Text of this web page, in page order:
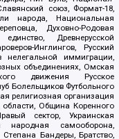
союз, Формат-18,
народа, Национальная
Духовно-Родовая
Древнерусской
Инглингов, Русский
иммиграции,
объединениях, Омская
движения Русское
Болельщиков Футбольного
религиозная организация
Община Коренного
сектор, Украинская
народная самооборона,
Бандеры, Братство,